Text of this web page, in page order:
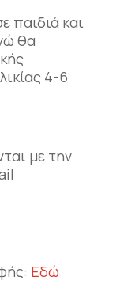
παιδιά και
θα
4-6
με την
Εδώ